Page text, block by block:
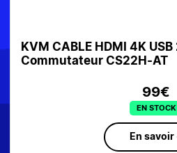
COMMUTATEUR 4 PORTS
périphériques USB ATEN
49€
EN STOCK
En savoir